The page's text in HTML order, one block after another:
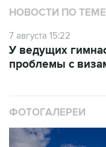
НОВОСТИ ПО ТЕМЕ
7 августа 15:22
У ведущих
проблемы с
ФОТОГАЛЕРЕИ